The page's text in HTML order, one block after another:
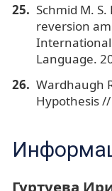
Schmid M.
reversion
International
Language.
Wardhaugh
Hypothesis //